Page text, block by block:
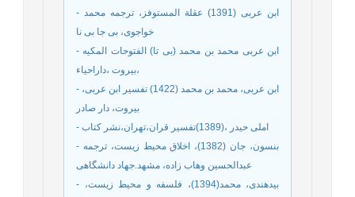
- ابن عربی (1391) عقلة المستوفز، ترجمه محمد
خواجوی، بی جا بی نا
- ابن عربی محمد بن محمد (بی تا) الفتوحات المکیه
،بیروت ،داراحیاء
- ابن عربی، محمد بن محمد (1422) تفسیر ابن عربی،
بیروت، دار صادر
- املی حیدر ،(1389)تفسیر قران،تهران،نشر کتاب
- بنسون، جان (1382)، اخلاق محیط زیست، ترجمه
عبدالحسین وهاب زاده، مشهد.جهاد دانشگاهی
- بیدهندی، محمد(1394)، فلسفه و محیط زیست،